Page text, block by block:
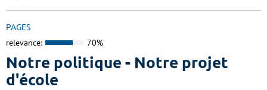
PAGES
relevance: 70%
Notre politique - Notre projet
d'école